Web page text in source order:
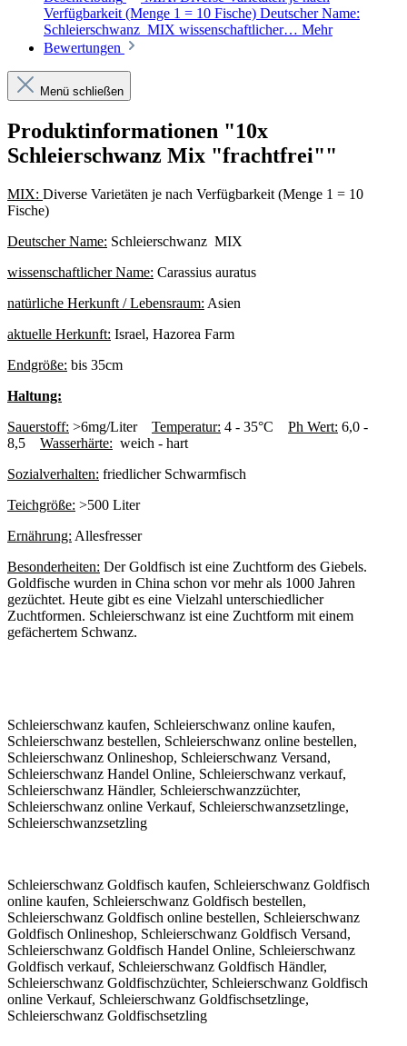
Verfügbarkeit (Menge 1 = 10 Fische) Deutscher Name:
Schleierschwanz MIX wissenschaftlicher… Mehr
Bewertungen
Menü schließen
Produktinformationen "10x
Schleierschwanz Mix "frachtfrei""
MIX: Diverse Varietäten je nach Verfügbarkeit (Menge 1 = 10
Fische)
Deutscher Name: Schleierschwanz MIX
wissenschaftlicher Name: Carassius auratus
natürliche Herkunft / Lebensraum: Asien
aktuelle Herkunft: Israel, Hazorea Farm
Endgröße: bis 35cm
Haltung:
Sauerstoff: >6mg/Liter Temperatur: 4 - 35°C Ph Wert: 6,0 -
8,5 Wasserhärte: weich - hart
Sozialverhalten: friedlicher Schwarmfisch
Teichgröße: >500 Liter
Ernährung: Allesfresser
Besonderheiten: Der Goldfisch ist eine Zuchtform des Giebels.
Goldfische wurden in China schon vor mehr als 1000 Jahren
gezüchtet. Heute gibt es eine Vielzahl unterschiedlicher
Zuchtformen. Schleierschwanz ist eine Zuchtform mit einem
gefächertem Schwanz.
Schleierschwanz kaufen, Schleierschwanz online kaufen,
Schleierschwanz bestellen, Schleierschwanz online bestellen,
Schleierschwanz Onlineshop, Schleierschwanz Versand,
Schleierschwanz Handel Online, Schleierschwanz verkauf,
Schleierschwanz Händler, Schleierschwanzzüchter,
Schleierschwanz online Verkauf, Schleierschwanzsetzlinge,
Schleierschwanzsetzling
Schleierschwanz Goldfisch kaufen, Schleierschwanz Goldfisch
online kaufen, Schleierschwanz Goldfisch bestellen,
Schleierschwanz Goldfisch online bestellen, Schleierschwanz
Goldfisch Onlineshop, Schleierschwanz Goldfisch Versand,
Schleierschwanz Goldfisch Handel Online, Schleierschwanz
Goldfisch verkauf, Schleierschwanz Goldfisch Händler,
Schleierschwanz Goldfischzüchter, Schleierschwanz Goldfisch
online Verkauf, Schleierschwanz Goldfischsetzlinge,
Schleierschwanz Goldfischsetzling